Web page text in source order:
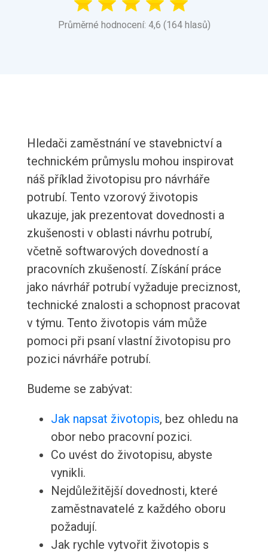
Průměrné hodnocení: 4,6 (164 hlasů)
Hledači zaměstnání ve stavebnictví a
technickém průmyslu mohou inspirovat
náš příklad životopisu pro návrháře
potrubí. Tento vzorový životopis
ukazuje, jak prezentovat dovednosti a
zkušenosti v oblasti návrhu potrubí,
včetně softwarových dovedností a
pracovních zkušeností. Získání práce
jako návrhář potrubí vyžaduje preciznost,
technické znalosti a schopnost pracovat
v týmu. Tento životopis vám může
pomoci při psaní vlastní životopisu pro
pozici návrháře potrubí.
Budeme se zabývat:
Jak napsat životopis, bez ohledu na
obor nebo pracovní pozici.
Co uvést do životopisu, abyste
vynikli.
Nejdůležitější dovednosti, které
zaměstnavatelé z každého oboru
požadují.
Jak rychle vytvořit životopis s